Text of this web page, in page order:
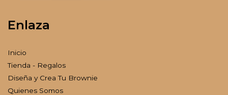
Enlaza
Inicio
Tienda - Regalos
Diseña y Crea Tu Brownie
Quienes Somos